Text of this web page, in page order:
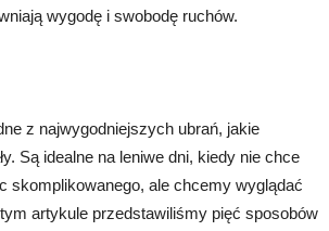
wygodę i swobodę ruchów.
z najwygodniejszych ubrań, jakie
Są idealne na leniwe dni, kiedy nie chce
skomplikowanego, ale chcemy wyglądać
artykule przedstawiliśmy pięć sposobów